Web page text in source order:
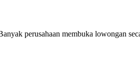
perusahaan membuka lowongan